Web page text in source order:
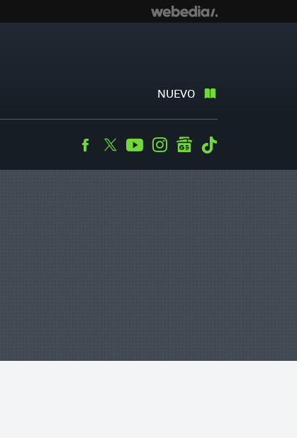
NUEVO
Facebook
TwitterYoutubeInstagramgooglenews